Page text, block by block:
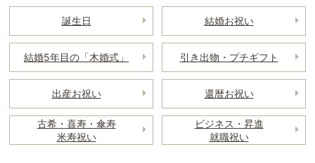
誕生日 結婚お祝い
結婚5年目の「木婚式」 引き出物・プチギフト
出産お祝い 還暦お祝い
古希・喜寿・傘寿
米寿祝い
ビジネス・昇進
就職祝い